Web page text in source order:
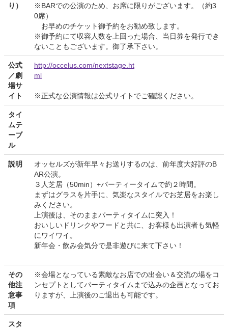
り）
※BARでの公演のため、お席に限りがございます。（約3
0席）
お早めのチケット御予約をお勧め致します。
※御予約にて収容人数を上回った場合、当日券を発行でき
ないこともございます。御了承下さい。
公式
／劇
場サ
イト
http://occelus.com/nextstage.ht
ml
※正式な公演情報は公式サイトでご確認ください。
タイ
ムテ
ーブ
ル
説明
オッセルズが新年早々お送りするのは、前年度大好評のB
AR公演。
３人芝居（50min）+パーティータイムで約２時間。
まずはグラスを片手に、気楽なスタイルでお芝居をお楽し
みください。
上演後は、そのままパーティタイムに突入！
おいしいドリンクやフードと共に、お客様も出演者も気軽
にワイワイ。
新年会・飲み会気分で是非遊びに来て下さい！
その
他注
意事
項
※会場となっている素敵なお店での出会い＆交流の場をコ
ンセプトとしてパーティタイムまで込みの企画となってお
りますが、上演後のご退出も可能です。
スタ